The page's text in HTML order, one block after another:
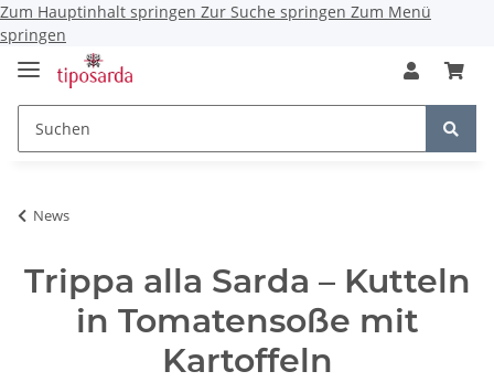
Zum Hauptinhalt springen Zur Suche springen Zum Menü
springen
News
Trippa alla Sarda – Kutteln
in Tomatensoße mit
Kartoffeln